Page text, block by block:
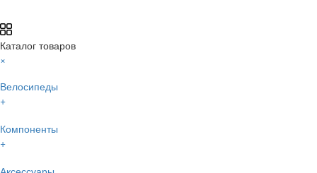
Каталог товаров
×
Велосипеды
+
Компоненты
+